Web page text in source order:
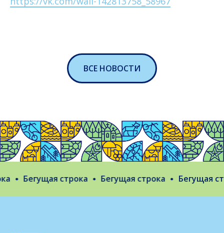
ВСЕ НОВОСТИ
Бегущая строка Бегущая строка Бегущая